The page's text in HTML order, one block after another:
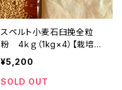
スペルト小麦石臼挽全粒
粉 4ｋｇ（1kg×4）【栽培期
間中 農薬・化学肥料不使
用】※ゆうパック配送
¥5,200
SOLD OUT